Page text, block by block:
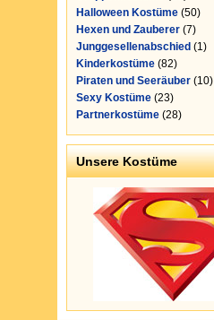
Halloween Kostüme (50)
Hexen und Zauberer (7)
Junggesellenabschied (1)
Kinderkostüme (82)
Piraten und Seeräuber (10)
Sexy Kostüme (23)
Partnerkostüme (28)
Unsere Kostüme